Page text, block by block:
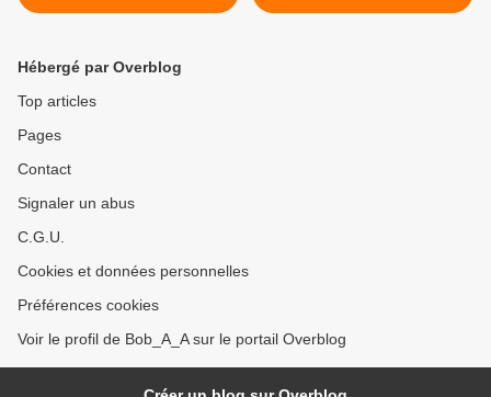
مغامرات الفضاء جرندايزر -
لفهامة >
Hébergé par Overblog
Top articles
Pages
Contact
Signaler un abus
C.G.U.
Cookies et données personnelles
Préférences cookies
Voir le profil de Bob_A_A sur le portail Overblog